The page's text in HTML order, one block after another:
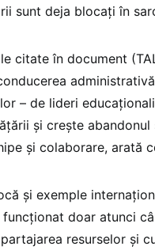
sunt deja blocați în
citate în document
– de lideri
și crește
și colaborare, arată
și exemple
funcționat doar atunci
resurselor și